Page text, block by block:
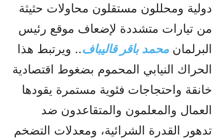
دولية ومحللون مستقلون محاولات حثيثة
من تيارات متشددة لإضعاف موقع رئيس
البرلمان محمد باقر قاليباف.. ويرتبط هذا
الحراك النيابي المحموم بضغوط اقتصادية
خانقة واحتجاجات فئوية مستمرة يقودها
العمال والمعلمون والمتقاعدون ضد
تدهور القدرة الشرائية، ومعدلات التضخم